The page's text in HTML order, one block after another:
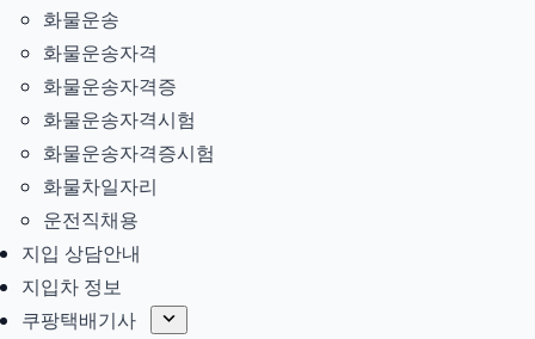
화물운송
화물운송자격
화물운송자격증
화물운송자격시험
화물운송자격증시험
화물차일자리
운전직채용
지입 상담안내
지입차 정보
쿠팡택배기사